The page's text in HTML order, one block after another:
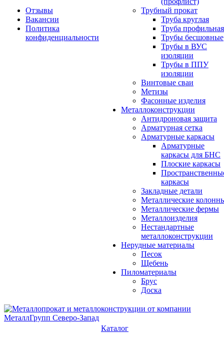
Отзывы
Вакансии
Политика
конфиденциальности
Трубный прокат
Труба круглая
Труба профильная
Трубы бесшовные
Трубы в ВУС
изоляции
Трубы в ППУ
изоляции
Винтовые сваи
Метизы
Фасонные изделия
Металлоконструкции
Антидроновая защита
Арматурная сетка
Арматурные каркасы
Арматурные
каркасы для БНС
Плоские каркасы
каркасы
Закладные детали
Металлические
Металлические фермы
Металлоизделия
Нестандартные
металлоконструкции
Нерудные материалы
Песок
Щебень
Пиломатериалы
Брус
Доска
Каталог